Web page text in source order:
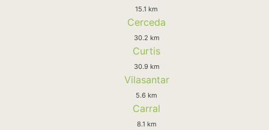
15.1 km
Cerceda
30.2 km
Curtis
30.9 km
Vilasantar
5.6 km
Carral
8.1 km